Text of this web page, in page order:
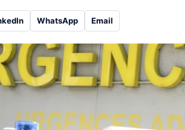
WhatsApp Email